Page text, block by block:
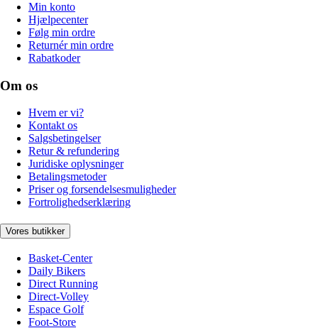
Min konto
Hjælpecenter
Følg min ordre
Returnér min ordre
Rabatkoder
Om os
Hvem er vi?
Kontakt os
Salgsbetingelser
Retur & refundering
Juridiske oplysninger
Betalingsmetoder
Priser og forsendelsesmuligheder
Fortrolighedserklæring
Vores butikker
Basket-Center
Daily Bikers
Direct Running
Direct-Volley
Espace Golf
Foot-Store